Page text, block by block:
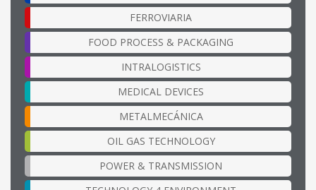
FERROVIARIA
FOOD PROCESS & PACKAGING
INTRALOGISTICS
MEDICAL DEVICES
METALMECÁNICA
OIL GAS TECHNOLOGY
POWER & TRANSMISSION